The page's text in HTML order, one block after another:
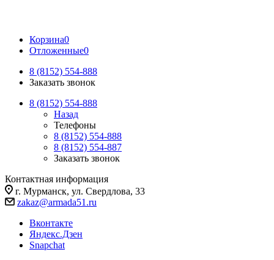
Корзина0
Отложенные0
8 (8152) 554-888
Заказать звонок
8 (8152) 554-888
Назад
Телефоны
8 (8152) 554-888
8 (8152) 554-887
Заказать звонок
Контактная информация
г. Мурманск, ул. Свердлова, 33
zakaz@armada51.ru
Вконтакте
Яндекс.Дзен
Snapchat